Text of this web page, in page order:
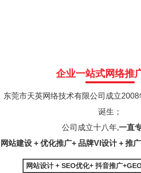
企业一站式网络推
东莞市天英网络技术有限公司成立2008
诞生；
公司成立十八年,一直
网站建设 + 优化推广+ 品牌VI设计 + 推
网站设计 + SEO优化+ 抖音推广